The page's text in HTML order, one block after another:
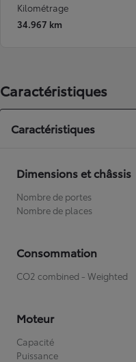
Kilométrage
34.967 km
Caractéristiques
Caractéristiques
Dimensions et châssis
Nombre de portes
Nombre de places
Consommation
CO2 combined - Weighted
Moteur
Capacité
Puissance